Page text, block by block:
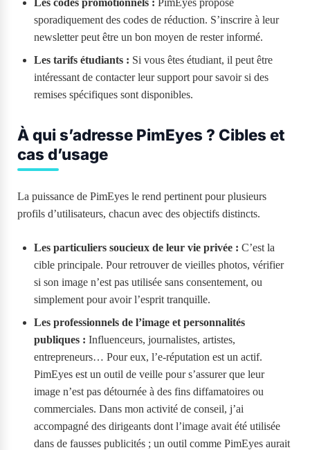
sporadiquement des codes de réduction. S’inscrire à leur
newsletter peut être un bon moyen de rester informé.
Les tarifs étudiants : Si vous êtes étudiant, il peut être
intéressant de contacter leur support pour savoir si des
remises spécifiques sont disponibles.
À qui s’adresse PimEyes ? Cibles et
cas d’usage
La puissance de PimEyes le rend pertinent pour plusieurs
profils d’utilisateurs, chacun avec des objectifs distincts.
Les particuliers soucieux de leur vie privée : C’est la
cible principale. Pour retrouver de vieilles photos, vérifier
si son image n’est pas utilisée sans consentement, ou
simplement pour avoir l’esprit tranquille.
Les professionnels de l’image et personnalités
publiques : Influenceurs, journalistes, artistes,
entrepreneurs… Pour eux, l’e-réputation est un actif.
PimEyes est un outil de veille pour s’assurer que leur
image n’est pas détournée à des fins diffamatoires ou
commerciales. Dans mon activité de conseil, j’ai
accompagné des dirigeants dont l’image avait été utilisée
dans de fausses publicités ; un outil comme PimEyes aurait